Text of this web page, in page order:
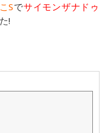
Sでサイモンザナドゥ
!